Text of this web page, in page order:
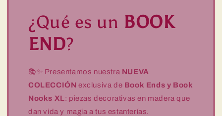
¿Qué es un BOOK
END?
📚✨ Presentamos nuestra NUEVA
COLECCIÓN exclusiva de Book Ends y Book
Nooks XL: piezas decorativas en madera que
dan vida y magia a tus estanterías.